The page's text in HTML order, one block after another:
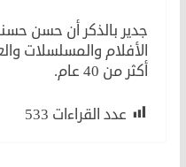
الأفلام والمسلسلات
أكثر من 40 عام.
عدد القراءات 533